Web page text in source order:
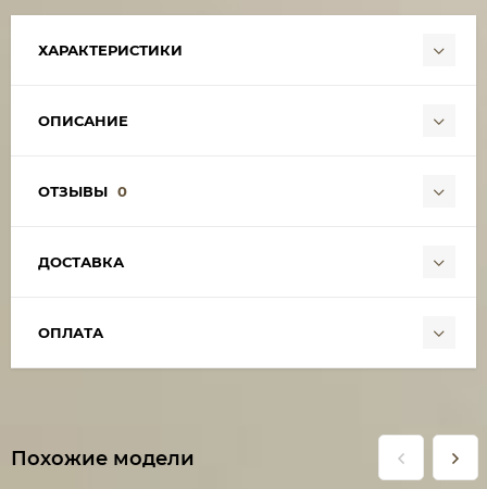
ХАРАКТЕРИСТИКИ
ОПИСАНИЕ
ОТЗЫВЫ 0
ДОСТАВКА
ОПЛАТА
Похожие модели